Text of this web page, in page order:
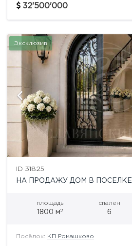
протяжении ста с лишним лет
32'500'000
Эксклюзив
ID 31825
НА ПРОДАЖУ ДОМ В
площадь
1800 м2
спален
6
Посёлок: КП Ромашково